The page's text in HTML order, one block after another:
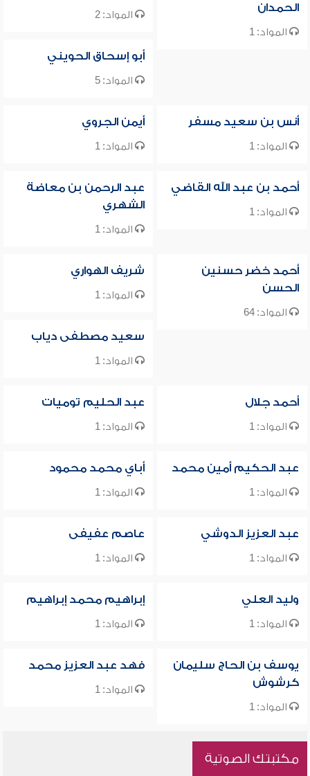
الحمدان
المواد: 1
المواد: 2
أبو إسحاق الحويني
المواد: 5
أنس بن سعيد مسفر
المواد: 1
أيمن الجروي
المواد: 1
أحمد بن عبد الله القاضي
المواد: 1
عبد الرحمن بن معاضة
الشهري
المواد: 1
أحمد خضر حسنين
الحسن
المواد: 64
شريف الهواري
المواد: 1
سعيد مصطفى دياب
المواد: 1
أحمد جلال
المواد: 1
عبد الحليم توميات
المواد: 1
عبد الحكيم أمين محمد
المواد: 1
أباي محمد محمود
المواد: 1
عبد العزيز الدوشي
المواد: 1
عاصم عفيفى
المواد: 1
وليد العلي
المواد: 1
إبراهيم محمد إبراهيم
المواد: 1
يوسف بن الحاج سليمان
كرشوش
المواد: 1
فهد عبد العزيز محمد
المواد: 1
مكتبتك الصوتية